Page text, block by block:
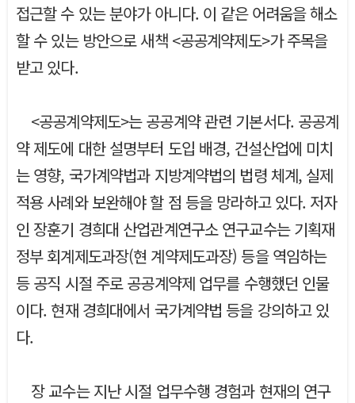
접근할 수 있는 분야가 아니다. 이 같은 어려움을 해소
할 수 있는 방안으로 새책 <공공계약제도>가 주목을
받고 있다.
<공공계약제도>는 공공계약 관련 기본서다. 공공계
약 제도에 대한 설명부터 도입 배경, 건설산업에 미치
는 영향, 국가계약법과 지방계약법의 법령 체계, 실제
적용 사례와 보완해야 할 점 등을 망라하고 있다. 저자
인 장훈기 경희대 산업관계연구소 연구교수는 기획재
정부 회계제도과장(현 계약제도과장) 등을 역임하는
등 공직 시절 주로 공공계약제 업무를 수행했던 인물
이다. 현재 경희대에서 국가계약법 등을 강의하고 있
다.
장 교수는 지난 시절 업무수행 경험과 현재의 연구